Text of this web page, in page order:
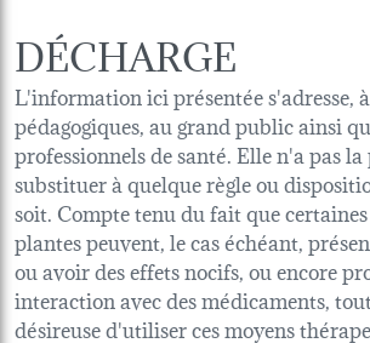
DÉCHARGE
L'information ici présentée s'adresse,
pédagogiques, au grand public ainsi
professionnels de santé. Elle n'a pas
substituer à quelque règle ou
soit. Compte tenu du fait que
plantes peuvent, le cas échéant,
ou avoir des effets nocifs, ou encore
interaction avec des médicaments,
désireuse d'utiliser ces moyens